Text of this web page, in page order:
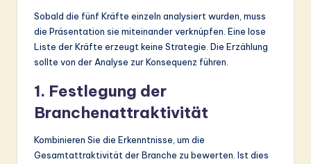
Sobald die fünf Kräfte einzeln analysiert wurden, muss
die Präsentation sie miteinander verknüpfen. Eine lose
Liste der Kräfte erzeugt keine Strategie. Die Erzählung
sollte von der Analyse zur Konsequenz führen.
1. Festlegung der
Branchenattraktivität
Kombinieren Sie die Erkenntnisse, um die
Gesamtattraktivität der Branche zu bewerten. Ist dies